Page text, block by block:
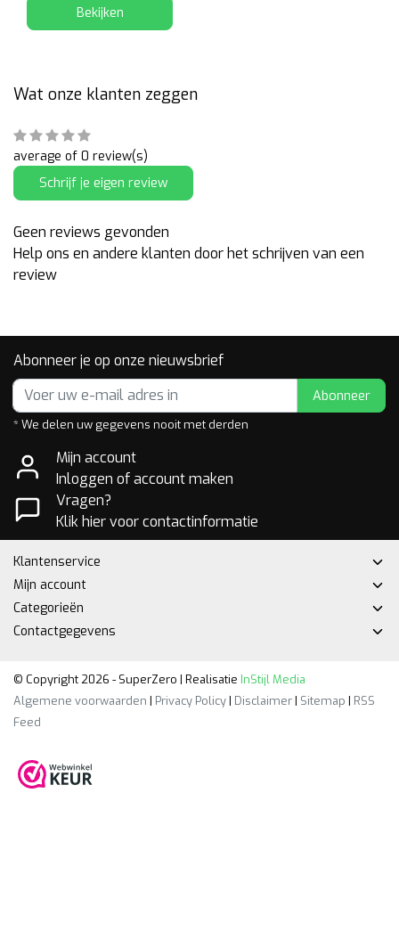
Bekijken
Wat onze klanten zeggen
average of 0 review(s)
Schrijf je eigen review
Geen reviews gevonden
Help ons en andere klanten door het schrijven van een
review
Abonneer je op onze nieuwsbrief
Abonneer
* We delen uw gegevens nooit met derden
Mijn account
Inloggen of account maken
Vragen?
Klik hier voor contactinformatie
Klantenservice
Mijn account
Categorieën
Contactgegevens
© Copyright 2026 - SuperZero | Realisatie InStijl Media
Algemene voorwaarden | Privacy Policy| Disclaimer| Sitemap | RSS
Feed